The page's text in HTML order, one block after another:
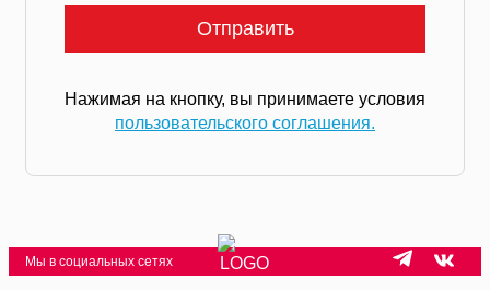
Нажимая на кнопку, вы принимаете условия
пользовательского соглашения.
Мы в социальных сетях